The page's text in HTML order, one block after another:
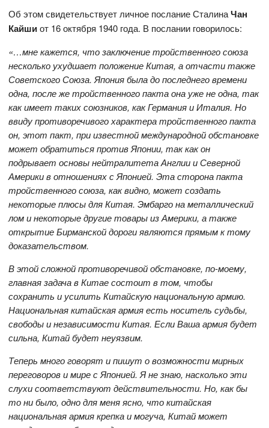
Об этом свидетельствует личное послание СталинаЧан
Кайшиот 16 октября 1940 года. В послании говорилось:
«…мне кажется, что заключение тройственного союза
несколько ухудшает положение Китая, а отчасти также
Советского Союза. Япония была до последнего времени
одна, после же тройственного пакта она уже не одна, так
как имеет таких союзников, как Германия и Италия. Но
ввиду противоречивого характера тройственного пакта
он, этот пакт, при известной международной обстановке
может обратиться против Японии, так как он
подрывает основы нейтралитета Англии и Северной
Америки в отношениях с Японией. Эта сторона пакта
тройственного союза, как видно, может создать
некоторые плюсы для Китая. Эмбарго на металлический
лом и некоторые другие товары из Америки, а также
открытие Бирманской дороги являются прямым к тому
доказательством.
В этой сложной противоречивой обстановке, по-моему,
главная задача в Китае состоит в том, чтобы
сохранить и усилить Китайскую национальную армию.
Национальная китайская армия есть носитель судьбы,
свободы и независимости Китая. Если Ваша армия будет
сильна, Китай будет неуязвим.
Теперь много говорят и пишут о возможности мирных
переговоров и мире с Японией. Я не знаю, насколько эти
слухи соответствуют действительности. Но, как бы
то ни было, одно для меня ясно, что китайская
национальная армия крепка и могуча, Китай может